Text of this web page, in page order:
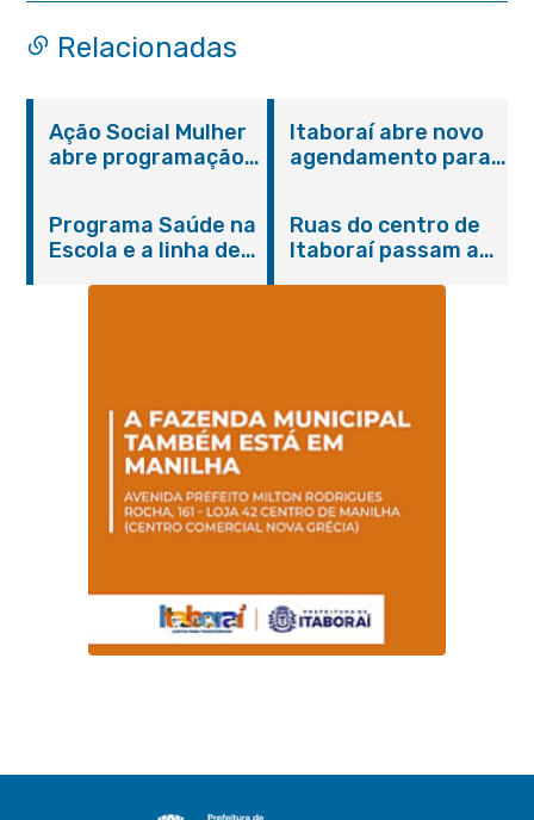
Relacionadas
Ação Social Mulher
abre programação
serviços gratuitos e
orientações
Itaboraí abre novo
agendamento para
Programa Saúde na
Escola e a linha de
Magalhães Seabra
Ruas do centro de
Itaboraí passam a